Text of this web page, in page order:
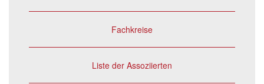
Fachkreise
Liste der Assoziierten